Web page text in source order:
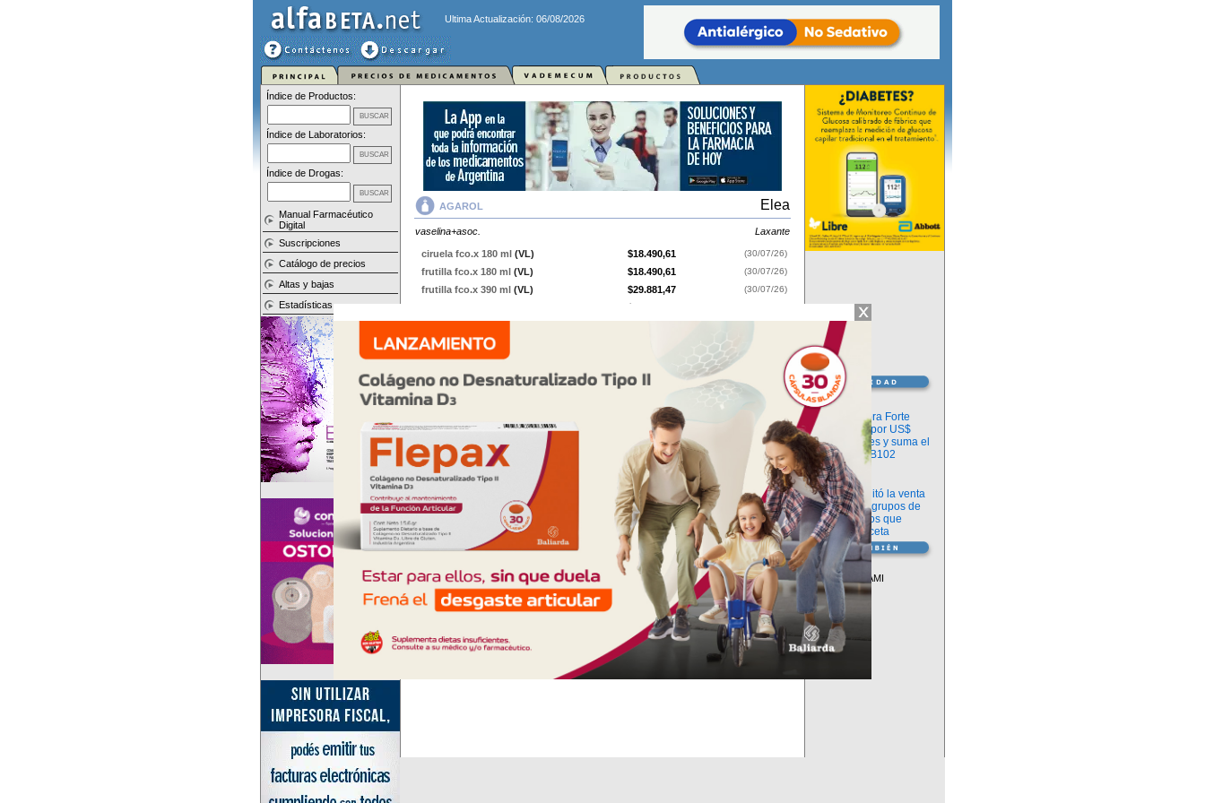
Ultima Actualización: 06/08/2026
Índice de Productos:
Índice de Laboratorios:
Índice de Drogas:
Manual Farmacéutico
Digital
Suscripciones
Catálogo de precios
Altas y bajas
Estadísticas
AGAROL Elea
vaselina+asoc. Laxante
ciruela fco.x 180 ml (VL) $18.490,61 (30/07/26)
frutilla fco.x 180 ml (VL) $18.490,61 (30/07/26)
frutilla fco.x 390 ml (VL) $29.881,47 (30/07/26)
$18.490,61
AGAROLcontienevaselina+asoc.y se indica comoLaxante. Es
producido por
y cuenta con 5 presentaciones disponibles.
Explorar más
Otros productos con
vaselina+asoc.
Otros productos deElea
Información
argenx compra Forte
Biosciences por US$
2.200 millones y suma el
anticuerpo FB102
Información
ANMAT habilitó la venta
libre de diez grupos de
medicamentos que
requerían receta
Vademécum
Descuentos PAMI